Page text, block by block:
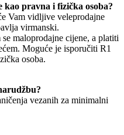
pravna i fizička osoba?
Vam vidljive veleprodajne
virmanski.
maloprodajne cijene, a platiti
Moguće je isporučiti R1
osoba.
vezanih za minimalni